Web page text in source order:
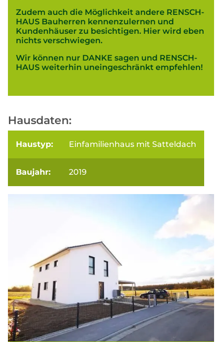
Zudem auch die Möglichkeit andere RENSCH-
HAUS Bauherren kennenzulernen und
Kundenhäuser zu besichtigen. Hier wird eben
nichts verschwiegen.
Wir können nur DANKE sagen und RENSCH-
HAUS weiterhin uneingeschränkt empfehlen!
Hausdaten:
Haustyp: Einfamilienhaus mit Satteldach
Baujahr: 2019